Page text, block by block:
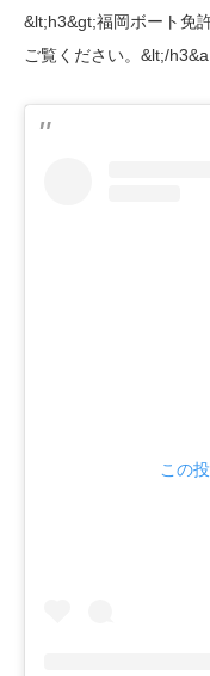
&lt;h3&gt;福岡ボート免
ご覧ください。&lt;/h3&a
この